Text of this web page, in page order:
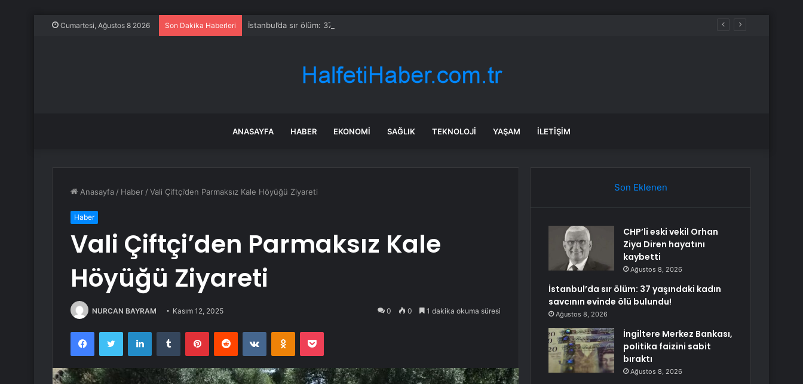
Cumartesi, Ağustos 8 2026 Son Dakika Haberleri İstanbul’da sır ölüm: 37 yaşındaki kadın savcının evinde ölü bulundu!
ANASAYFA HABER EKONOMI SAĞLIK TEKNOLOJI YAŞAM İLETIŞIM
Anasayfa / Haber /Vali Çiftçi’den Parmaksız Kale Höyüğü Ziyareti
Haber
Vali Çiftçi’den Parmaksız Kale
Höyüğü Ziyareti
NURCAN BAYRAM Kasım 12, 2025 0 0 1 dakika okuma süresi
FacebookTwitter LinkedInTumblr PinterestReddit VKontakteOdnoklassniki
Pocket
Son Eklenen
CHP’li eski vekil Orhan
Ziya Diren hayatını
kaybetti
Ağustos 8, 2026
İstanbul’da sır ölüm: 37 yaşındaki kadın
savcının evinde ölü bulundu!
Ağustos 8, 2026
İngiltere Merkez Bankası,
politika faizini sabit
bıraktı
Ağustos 8, 2026